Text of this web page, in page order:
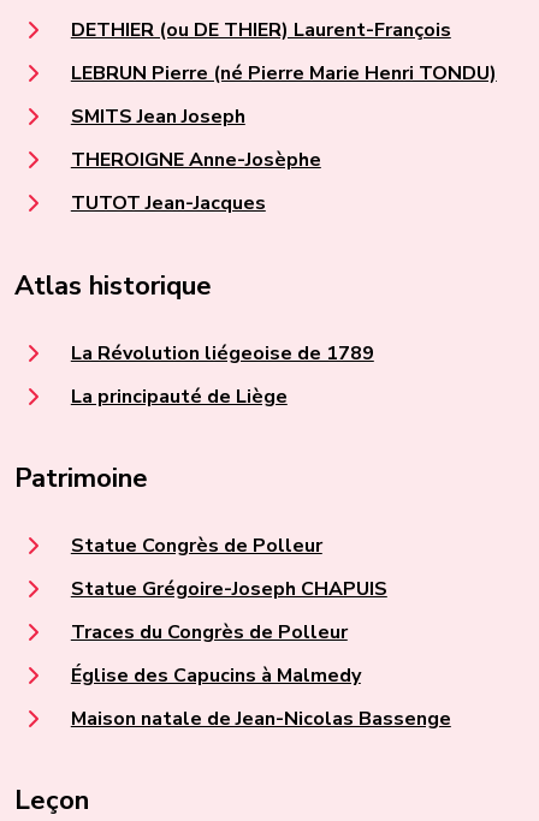
DETHIER (ou DE THIER) Laurent-François
LEBRUN Pierre (né Pierre Marie Henri TONDU)
SMITS Jean Joseph
THEROIGNE Anne-Josèphe
TUTOT Jean-Jacques
Atlas historique
La Révolution liégeoise de 1789
La principauté de Liège
Patrimoine
Statue Congrès de Polleur
Statue Grégoire-Joseph CHAPUIS
Traces du Congrès de Polleur
Église des Capucins à Malmedy
Maison natale de Jean-Nicolas Bassenge
Leçon